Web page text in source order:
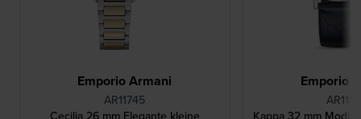
Emporio Armani
AR11745
Emporio